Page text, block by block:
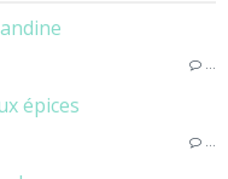
épices